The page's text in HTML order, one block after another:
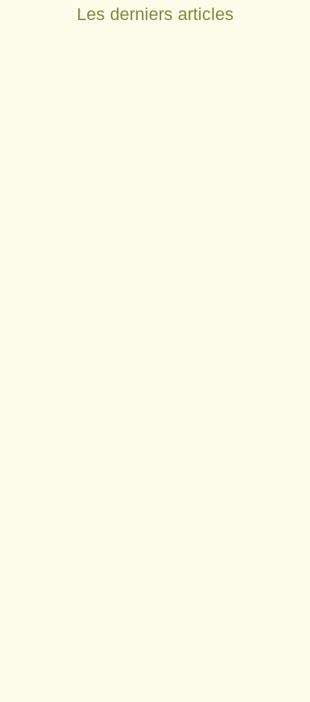
Les derniers articles